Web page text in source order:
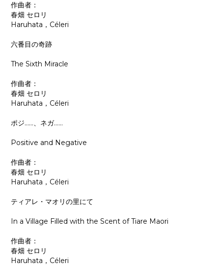
作曲者：
春畑 セロリ
Haruhata，Céleri
六番目の奇跡
The Sixth Miracle
作曲者：
春畑 セロリ
Haruhata，Céleri
ポジ……、ネガ……
Positive and Negative
作曲者：
春畑 セロリ
Haruhata，Céleri
ティアレ・マオリの里にて
In a Village Filled with the Scent of Tiare Maori
作曲者：
春畑 セロリ
Haruhata，Céleri